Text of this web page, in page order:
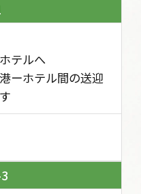
テルへ
ーホテル間の送迎